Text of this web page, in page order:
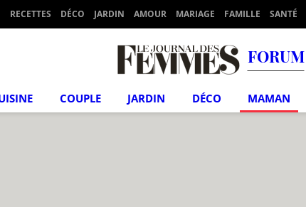
RECETTES DÉCO JARDIN AMOUR MARIAGE FAMILLE SANTÉ
FORUM
COUPLE JARDIN DÉCO MAMAN